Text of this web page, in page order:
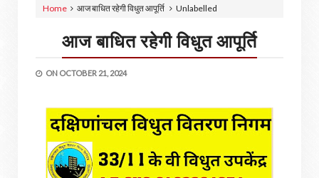
Home Unlabelled
आज बाधित रहेगी विधुत आपूर्ति
आज बाधित रहेगी विधुत आपूर्ति
ON OCTOBER 21, 2024